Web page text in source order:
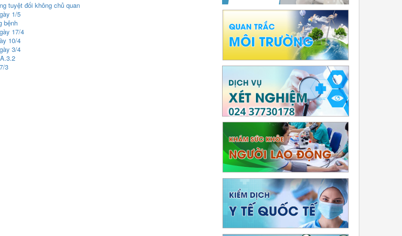
tuyệt đối không chủ quan
1/5
bệnh
17/4
10/4
3/4
3